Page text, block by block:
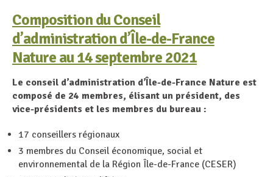
Composition du Conseil
d’administration d’Île-de-France
Nature au 14 septembre 2021
Le conseil d’administration d’Île-de-France Nature est
composé de 24 membres, élisant un président, des
vice-présidents et les membres du bureau :
17 conseillers régionaux
3 membres du Conseil économique, social et
environnemental de la Région Île-de-France (CESER)